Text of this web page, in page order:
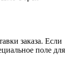
заказа. Если
поле для